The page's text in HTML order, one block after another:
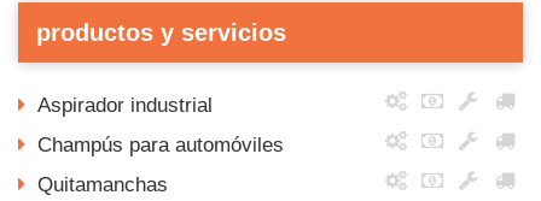
productos y servicios
Aspirador industrial
Champús para automóviles
Quitamanchas